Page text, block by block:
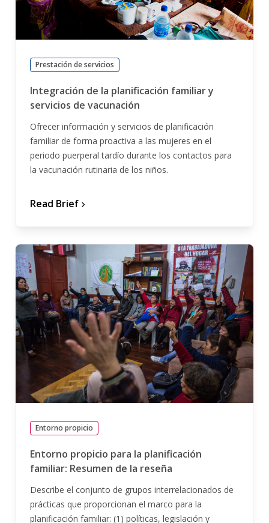
Prestación de servicios
Integración de la planificación familiar y
servicios de vacunación
Ofrecer información y servicios de planificación
familiar de forma proactiva a las mujeres en el
periodo puerperal tardío durante los contactos para
la vacunación rutinaria de los niños.
Read Brief chevron_forward
Entorno propicio
Entorno propicio para la planificación
familiar: Resumen de la reseña
Describe el conjunto de grupos interrelacionados de
prácticas que proporcionan el marco para la
planificación familiar: (1) políticas, legislación y